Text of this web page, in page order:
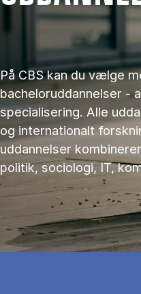
På CBS kan du vælge
bacheloruddannelser -
specialisering. Alle
og internationalt
uddannelser
politik, sociologi, IT,